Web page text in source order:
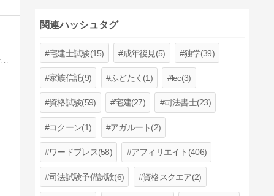
司法書士試験に合格できるかは頭の良さだけではありません。偏差値３６程度の高校を卒業し、法律知識が全くなかった私が一発合格できた勉強法や考え方を公開しています。
関連ハッシュタグ
宅建士試験(15) 成年後見(5) 独学(39)
家族信託(9) ふどたく(1) lec(3)
資格試験(59) 宅建(27) 司法書士(23)
コクーン(1) アガルート(2)
ワードプレス(58) アフィリエイト(406)
司法試験予備試験(6) 資格スクエア(2)